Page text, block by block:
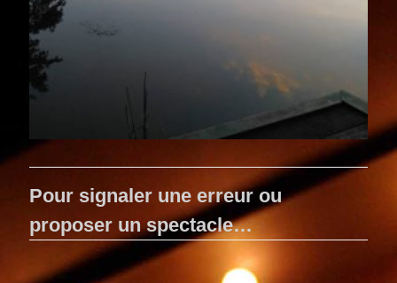
Pour signaler une erreur ou
proposer un spectacle…